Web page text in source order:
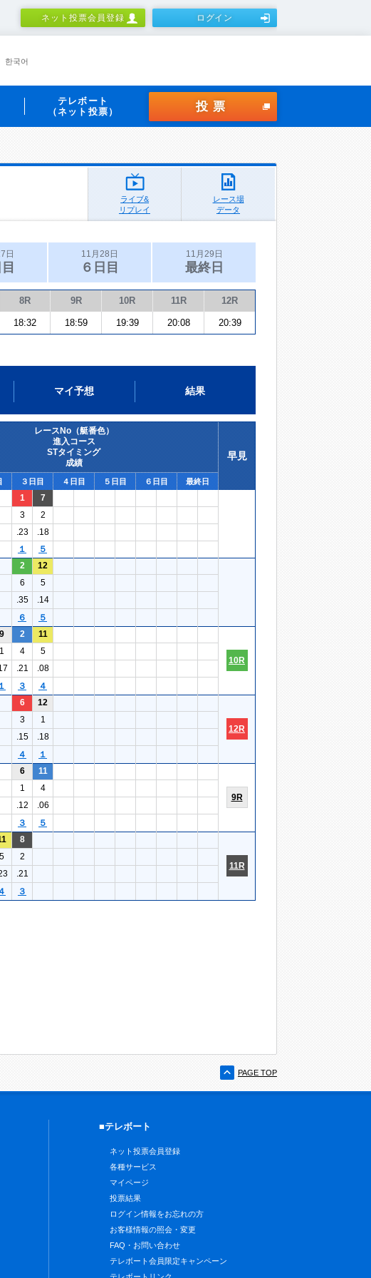
ネット投票会員登録 ログイン
한국어
テレボート
（ネット投票）
投票
ライブ&
リプレイ
レース場
データ
日 11月28日
６日目
11月29日
最終日
8R 9R 10R 11R 12R
18:32 18:59 19:39 20:08 20:39
マイ予想 結果
レースNo（艇番色）
進入コース
STタイミング
成績
早見
３日目 ４日目 ５日目 ６日目 最終日
1
7
3
2
.23
.18
１ ５
2
12
6
5
.35
.14
６ ５
9 2 11
10R
1 4
5
.21
.08
１ ３ ４
6 12
12R
3
1
.15
.18
４ １
6 11
9R
1
4
.12
.06
３ ５
8
11R
5
2
.21
３
PAGE TOP
■テレボート
ネット投票会員登録
各種サービス
マイページ
投票結果
ログイン情報をお忘れの方
お客様情報の照会・変更
FAQ・お問い合わせ
テレボート会員限定キャンペーン